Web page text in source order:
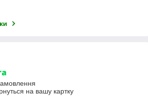
на вашу картку